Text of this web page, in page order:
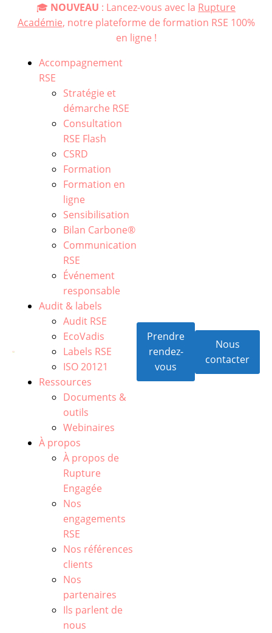
🎓 NOUVEAU : Lancez-vous avec la Rupture
Académie, notre plateforme de formation RSE 100%
en ligne !
Accompagnement
RSE
Stratégie et
démarche RSE
Consultation
RSE Flash
CSRD
Formation
Formation en
ligne
Sensibilisation
Bilan Carbone®
Communication
RSE
Événement
responsable
Audit & labels
Audit RSE
EcoVadis
Labels RSE
ISO 20121
Ressources
Documents &
outils
Webinaires
À propos
À propos de
Rupture
Engagée
Nos
engagements
RSE
Nos références
clients
Nos
partenaires
Ils parlent de
nous
Prendre
rendez-
vous
Nous
contacter